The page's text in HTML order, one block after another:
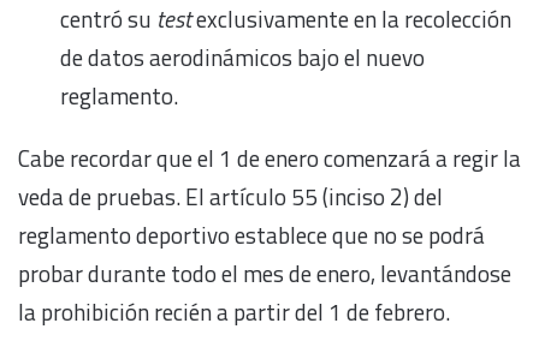
centró su testexclusivamente en la recolección
de datos aerodinámicos bajo el nuevo
reglamento.
Cabe recordar que el 1 de enero comenzará a regir la
veda de pruebas. El artículo 55 (inciso 2) del
reglamento deportivo establece que no se podrá
probar durante todo el mes de enero, levantándose
la prohibición recién a partir del 1 de febrero.